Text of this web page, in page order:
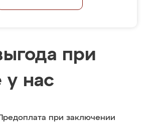
при
у нас
при заключении